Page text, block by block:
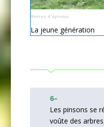
Recrus d’épicéas
La jeune génération
6–
Les pinsons se
voûte des